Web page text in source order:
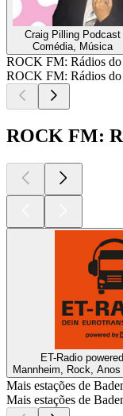
Craig Pilling Podcast
Comédia, Música
ROCK FM: Rádios
ROCK FM: Rádios
ROCK FM:
ET-Radio
Mannheim, Rock,
Mais estações de
Mais estações de